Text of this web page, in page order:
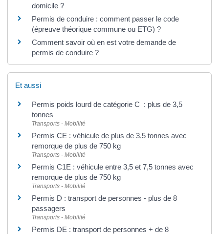
domicile ?
Permis de conduire : comment passer le code
(épreuve théorique commune ou ETG) ?
Comment savoir où en est votre demande de
permis de conduire ?
Et aussi
Permis poids lourd de catégorie C : plus de 3,5
tonnes
Transports - Mobilité
Permis CE : véhicule de plus de 3,5 tonnes avec
remorque de plus de 750 kg
Transports - Mobilité
Permis C1E : véhicule entre 3,5 et 7,5 tonnes avec
remorque de plus de 750 kg
Transports - Mobilité
Permis D : transport de personnes - plus de 8
passagers
Transports - Mobilité
Permis DE : transport de personnes + de 8